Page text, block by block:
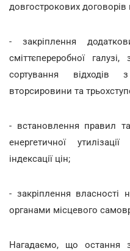
довгострокових договорів
- закріплення
сміттєпереробної
сортування відходів
вторсировини та
- встановлення правил
енергетичної
індексації цін;
- закріплення власності
органами місцевого
Нагадаємо, що остання